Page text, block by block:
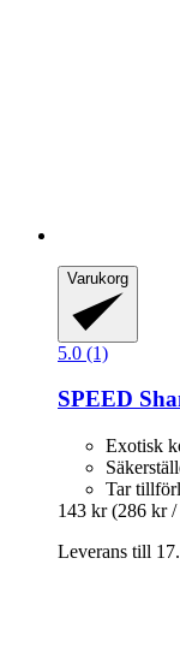
Varukorg
5.0 (1)
SPEED
Exotisk
Tar
143 kr (286 kr
Leverans till